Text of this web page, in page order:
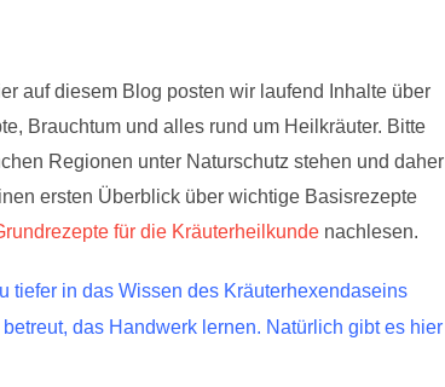
auf diesem Blog posten wir laufend Inhalte über
Brauchtum und alles rund um Heilkräuter. Bitte
Regionen unter Naturschutz stehen und daher
ersten Überblick über wichtige Basisrezepte
für die Kräuterheilkunde nachlesen.
tiefer in das Wissen des Kräuterhexendaseins
das Handwerk lernen. Natürlich gibt es hier